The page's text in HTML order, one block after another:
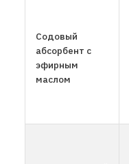
Содовый
абсорбент с
эфирным
маслом